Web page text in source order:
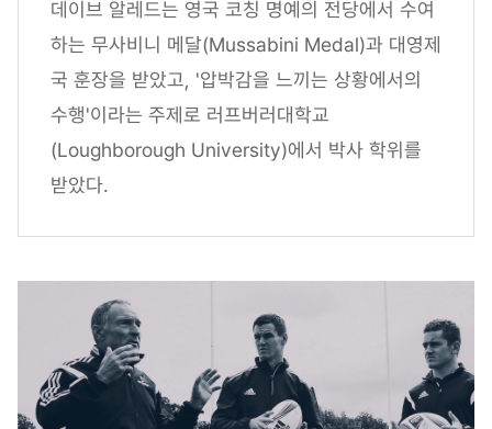
데이브 알레드는 영국 코칭 명예의 전당에서 수여
하는 무사비니 메달(Mussabini Medal)과 대영제
국 훈장을 받았고, '압박감을 느끼는 상황에서의
수행'이라는 주제로 러프버러대학교
(Loughborough University)에서 박사 학위를
받았다.